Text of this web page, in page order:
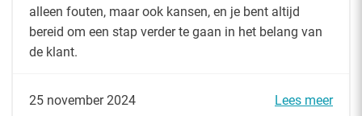
alleen fouten, maar ook kansen, en je bent altijd
bereid om een stap verder te gaan in het belang van
de klant.
25 november 2024 Lees meer